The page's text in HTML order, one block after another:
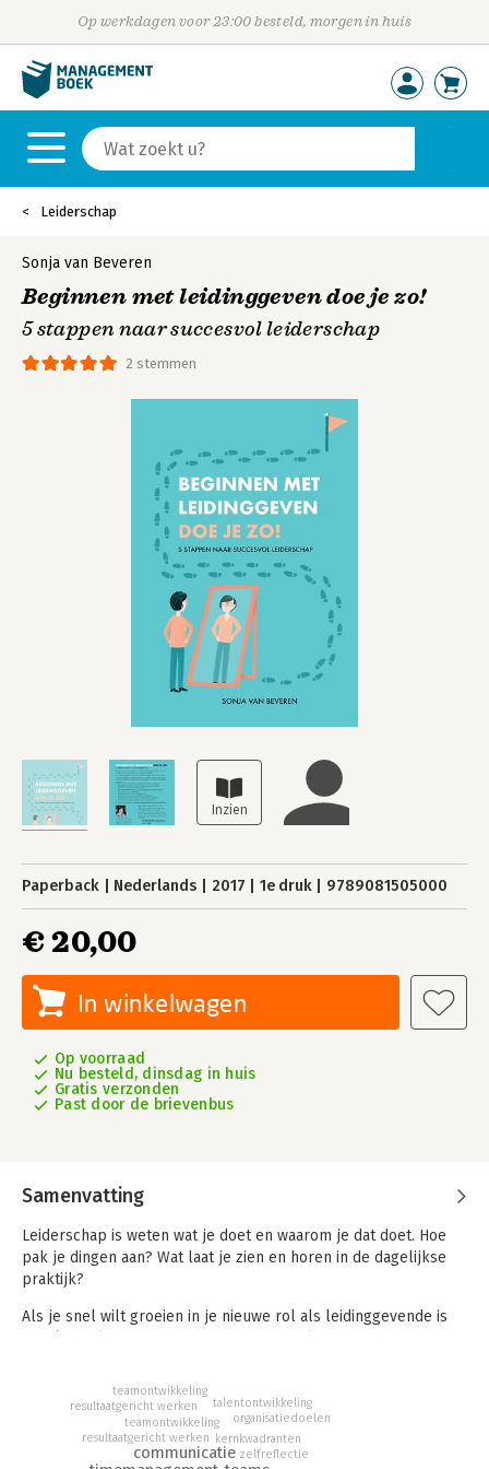
Op werkdagen voor 23:00 besteld, morgen in huis
Leiderschap
2 stemmen
Sonja van Beveren
Beginnen met leidinggeven doe je zo!
5 stappen naar succesvol leiderschap
Paperback Nederlands 2017 1e druk 9789081505000
€ 20,00
In winkelwagen
Op voorraad
Nu besteld, dinsdag in huis
Gratis verzonden
Past door de brievenbus
Samenvatting
Leiderschap is weten wat je doet en waarom je dat doet. Hoe
pak je dingen aan? Wat laat je zien en horen in de dagelijkse
praktijk?
Als je snel wilt groeien in je nieuwe rol als leidinggevende is
én van je teamleden.
Je vindt antwoorden op vragen als:
1. Hoe word je de baas over jouw agenda in plaats van
andersom?
communicatie
resultaatgericht werken
teamontwikkeling
kernkwadranten
zelfreflectie
resultaatgericht werken
teamontwikkeling
talentontwikkeling
organisatiedoelen